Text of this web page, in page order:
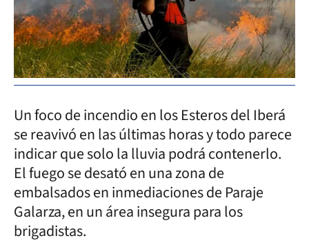
Un foco de incendio en los Esteros del Iberá
se reavivó en las últimas horas y todo parece
indicar que solo la lluvia podrá contenerlo.
El fuego se desató en una zona de
embalsados en inmediaciones de Paraje
Galarza, en un área insegura para los
brigadistas.